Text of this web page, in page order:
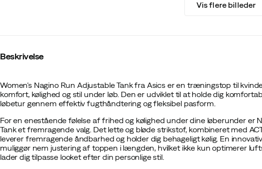
Vis flere billeder
Beskrivelse
Women's Nagino Run Adjustable Tank fra Asics er en træningstop til
komfort, kølighed og stil under løb. Den er udviklet til at holde dig
løbetur gennem effektiv fugthåndtering og fleksibel pasform.
For en enestående følelse af frihed og kølighed under dine løberunder er
Tank et fremragende valg. Det lette og bløde strikstof, kombineret med
leverer fremragende åndbarhed og holder dig behageligt kølig. En
muliggør nem justering af toppen i længden, hvilket ikke kun optimerer
lader dig tilpasse looket efter din personlige stil.